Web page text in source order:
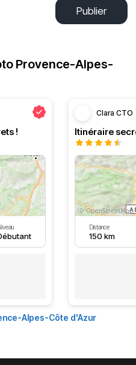
Publier
Provence-Alpes-
!
Clara CTO
Distance
150 km
Alpes-Côte d'Azur